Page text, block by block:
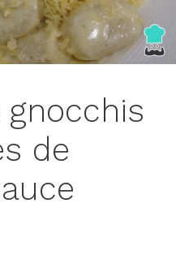
gnocchis
de